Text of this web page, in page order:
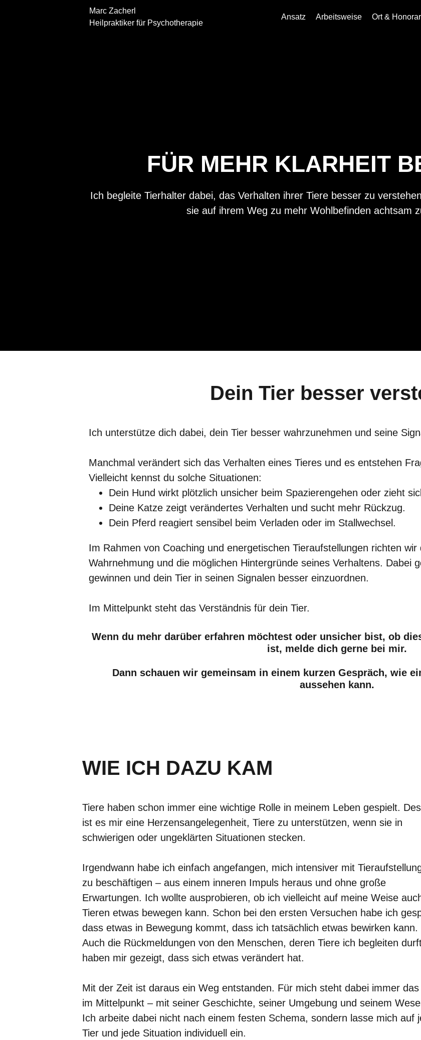
Marc Zacherl
Heilpraktiker für Psychotherapie
Ansatz Arbeitsweise Ort & Honorar
FÜR MEHR KLARHEIT
Ich begleite Tierhalter dabei, das Verhalten ihrer Tiere besser zu
sie auf ihrem Weg zu mehr Wohlbefinden achtsam
Dein Tier besser
Ich unterstütze dich dabei, dein Tier besser wahrzunehmen und seine
Manchmal verändert sich das Verhalten eines Tieres und es entstehen
Vielleicht kennst du solche Situationen:
Dein Hund wirkt plötzlich unsicher beim Spazierengehen oder zieht
Deine Katze zeigt verändertes Verhalten und sucht mehr Rückzug.
Dein Pferd reagiert sensibel beim Verladen oder im Stallwechsel.
Im Rahmen von Coaching und energetischen Tieraufstellungen richten
Wahrnehmung und die möglichen Hintergründe seines Verhaltens. Dabei
gewinnen und dein Tier in seinen Signalen besser einzuordnen.
Im Mittelpunkt steht das Verständnis für dein Tier.
Wenn du mehr darüber erfahren möchtest oder unsicher bist, ob
ist, melde dich gerne bei mir.
Dann schauen wir gemeinsam in einem kurzen Gespräch, wie
aussehen kann.
WIE ICH DAZU KAM
Tiere haben schon immer eine wichtige Rolle in meinem Leben gespielt.
ist es mir eine Herzensangelegenheit, Tiere zu unterstützen, wenn sie in
schwierigen oder ungeklärten Situationen stecken.
Irgendwann habe ich einfach angefangen, mich intensiver mit
zu beschäftigen – aus einem inneren Impuls heraus und ohne große
Erwartungen. Ich wollte ausprobieren, ob ich vielleicht auf meine Weise
Tieren etwas bewegen kann. Schon bei den ersten Versuchen habe ich
dass etwas in Bewegung kommt, dass ich tatsächlich etwas bewirken kann.
Auch die Rückmeldungen von den Menschen, deren Tiere ich begleiten
haben mir gezeigt, dass sich etwas verändert hat.
Mit der Zeit ist daraus ein Weg entstanden. Für mich steht dabei immer das
im Mittelpunkt – mit seiner Geschichte, seiner Umgebung und seinem
Ich arbeite dabei nicht nach einem festen Schema, sondern lasse mich auf
Tier und jede Situation individuell ein.